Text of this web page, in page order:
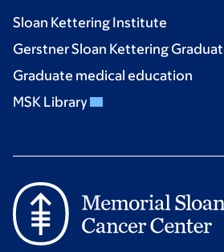
Sloan Kettering Institute
Gerstner Sloan Kettering
Graduate medical education
MSK Library